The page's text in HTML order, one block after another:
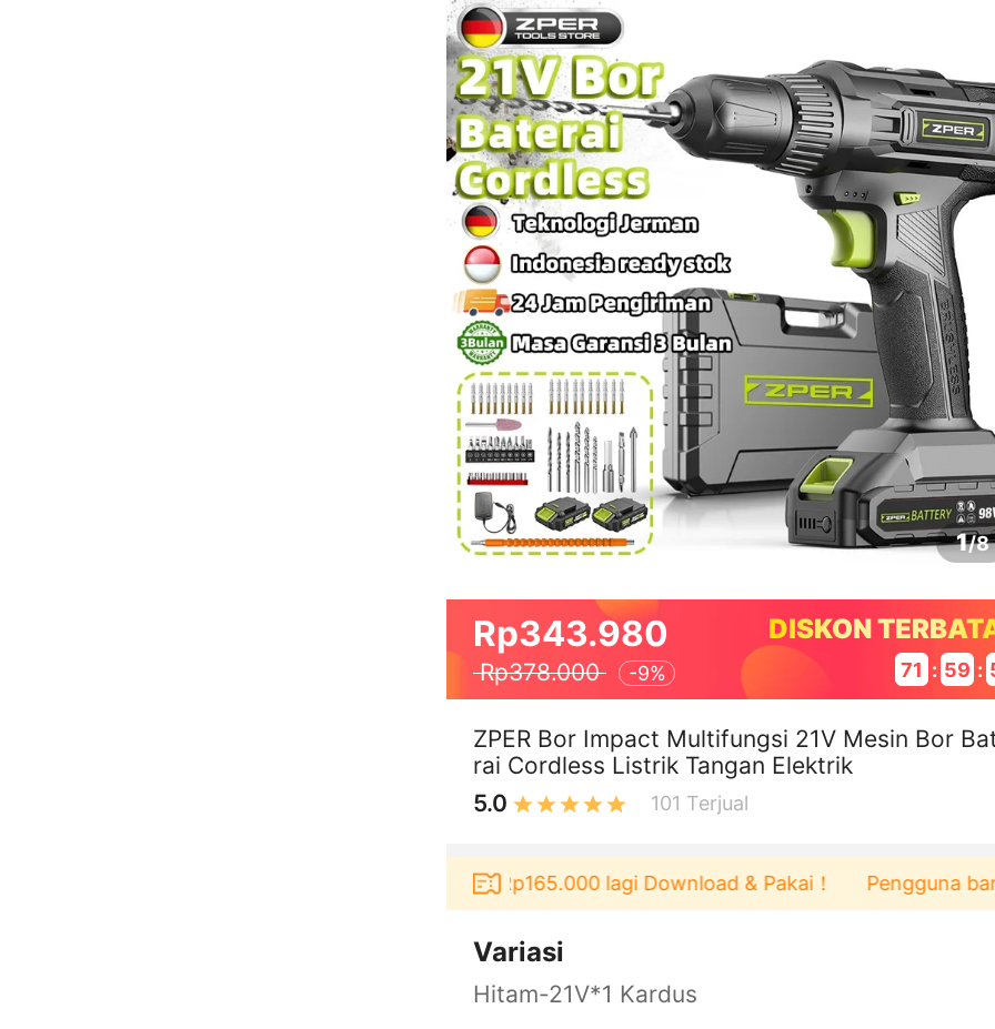
1/8
Rp343.980
Rp378.000 -9%
DISKON
71 : 59 :
ZPER Bor Impact Multifungsi 21V Mesin Bor
rai Cordless Listrik Tangan Elektrik
5.0
101 Terjual
di aplikasi Akulaku bisa dapat voucher Rp165.000 lagi Download & Pakai！ Pengguna baru
Variasi
Hitam-21V*1 Kardus